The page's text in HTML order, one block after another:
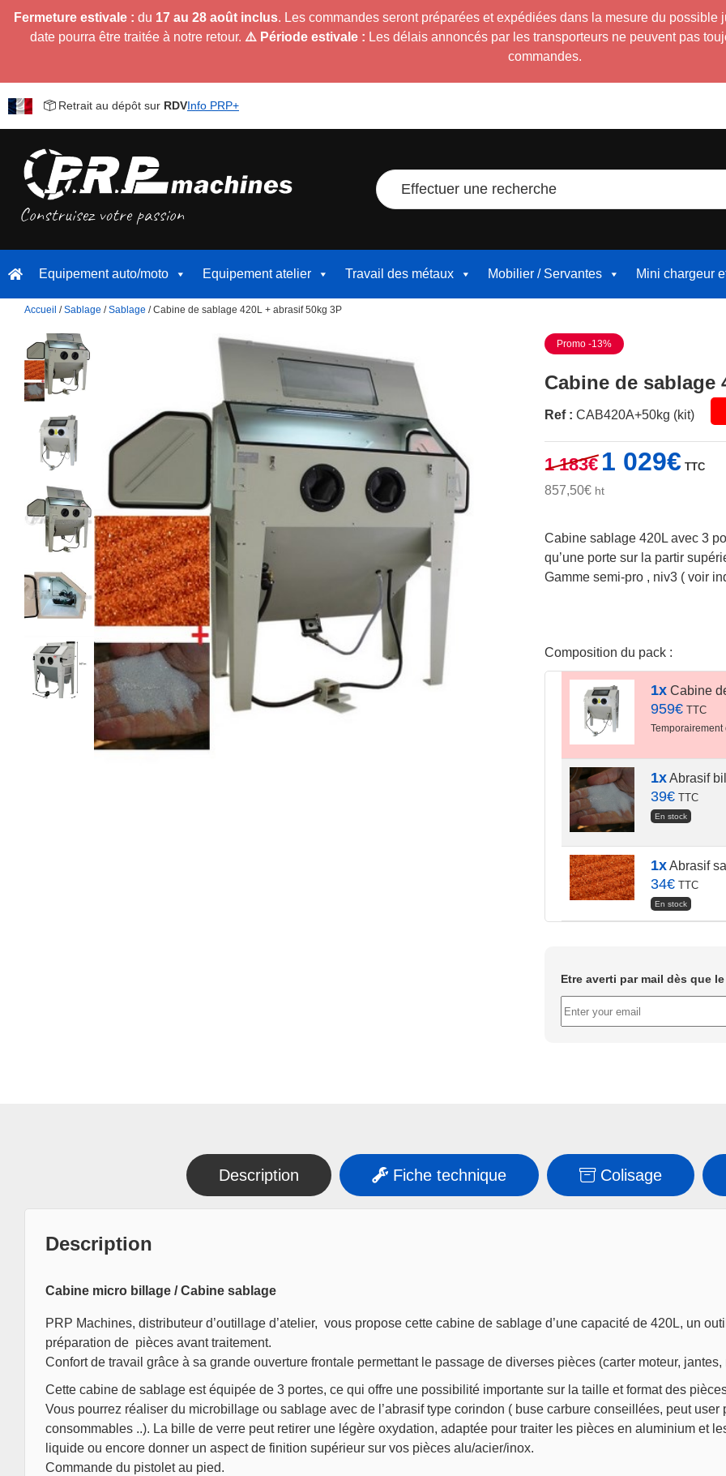
Fermeture estivale : du 17 au 28 août inclus. Les commandes seront préparées et expédiées dans la mesure du possible
date pourra être traitée à notre retour. ⚠️ Période estivale : Les délais annoncés par les transporteurs ne peuvent pas
commandes.
Retrait au dépôt sur RDVInfo PRP+
Effectuer une recherche
Equipement auto/moto Equipement atelier Travail des métaux Mobilier / Servantes Mini chargeur
Accueil /Sablage /Sablage / Cabine de sablage 420L + abrasif 50kg 3P
Promo -13%
Cabine de sablage
Ref : CAB420A+50kg (kit)
1 183€
Le
prix
initial
183€.
1 029€prix
TTC
857,50€ ht
Cabine sablage 420L avec 3
qu’une porte sur la partir
Gamme semi-pro , niv3 ( voir
Composition du pack :
1x Cabine
959€ TTC
Temporairement
1xAbrasif
39€ TTC
En stock
1xAbrasif
34€ TTC
En stock
Etre averti par mail dès que
Description Fiche technique Colisage
Description
Cabine micro billage / Cabine sablage
PRP Machines, distributeur d’outillage d’atelier, vous propose cette cabine de sablage d’une capacité de 420L, un
préparation de pièces avant traitement.
Confort de travail grâce à sa grande ouverture frontale permettant le passage de diverses pièces (carter moteur, jantes,
Cette cabine de sablage est équipée de 3 portes, ce qui offre une possibilité importante sur la taille et format des
Vous pourrez réaliser du microbillage ou sablage avec de l’abrasif type corindon ( buse carbure conseillées, peut user
consommables ..). La bille de verre peut retirer une légère oxydation, adaptée pour traiter les pièces en aluminium et
liquide ou encore donner un aspect de finition supérieur sur vos pièces alu/acier/inox.
Commande du pistolet au pied.